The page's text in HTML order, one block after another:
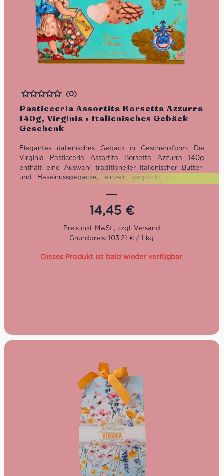
Pasticceria Assortita Borsetta Azzurra
140g, Virginia • Italienisches Gebäck
Geschenk
Bewertet
(0)
Elegantes italienisches Gebäck in Geschenkform: Die
Virginia Pasticceria Assortita Borsetta Azzurra 140g
enthält eine Auswahl traditioneller italienischer Butter-
und Haselnussgebäcke, einzeln verpackt und stilvoll
14,45 €
Grundpreis: 103,21 € / 1 kg
Dieses Produkt ist bald wieder verfügbar